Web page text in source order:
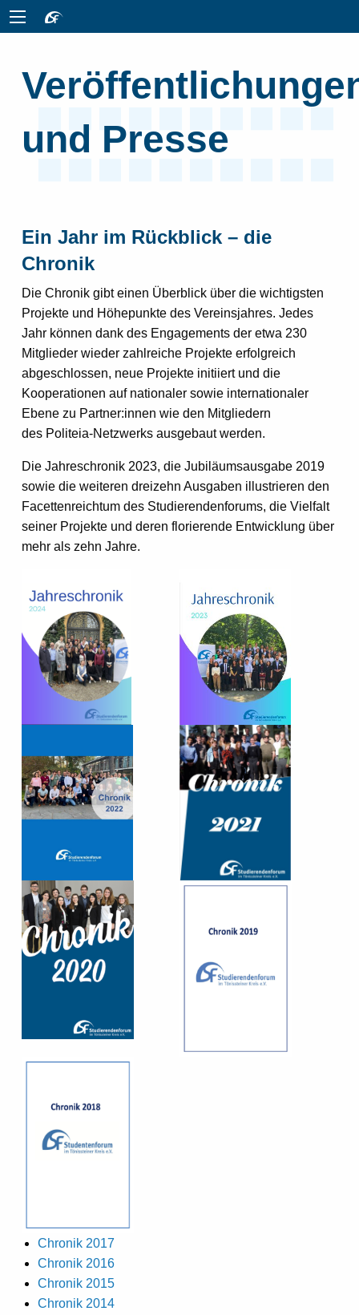
und Presse
Ein Jahr im Rückblick – die
Chronik
Die Chronik gibt einen Überblick über die wichtigsten
Projekte und Höhepunkte des Vereinsjahres. Jedes
Jahr können dank des Engagements der etwa 230
Mitglieder wieder zahlreiche Projekte erfolgreich
abgeschlossen, neue Projekte initiiert und die
Kooperationen auf nationaler sowie internationaler
Ebene zu Partner:innen wie den Mitgliedern
des Politeia-Netzwerks ausgebaut werden.
Die Jahreschronik 2023, die Jubiläumsausgabe 2019
sowie die weiteren dreizehn Ausgaben illustrieren den
Facettenreichtum des Studierendenforums, die Vielfalt
seiner Projekte und deren florierende Entwicklung über
mehr als zehn Jahre.
Chronik 2017
Chronik 2016
Chronik 2015
Chronik 2014